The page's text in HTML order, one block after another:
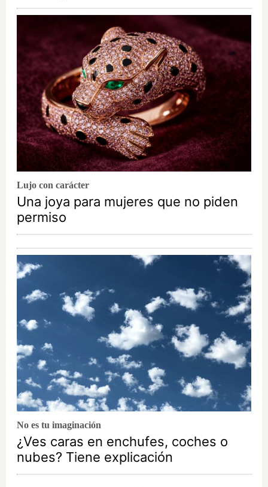
Lujo con carácter
Una joya para mujeres que no piden
permiso
No es tu imaginación
¿Ves caras en enchufes, coches o
nubes? Tiene explicación